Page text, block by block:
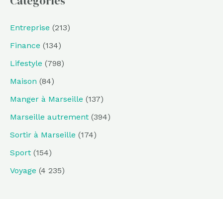
Entreprise (213)
Finance (134)
Lifestyle (798)
Maison (84)
Manger à Marseille (137)
Marseille autrement (394)
Sortir à Marseille (174)
Sport (154)
Voyage (4 235)